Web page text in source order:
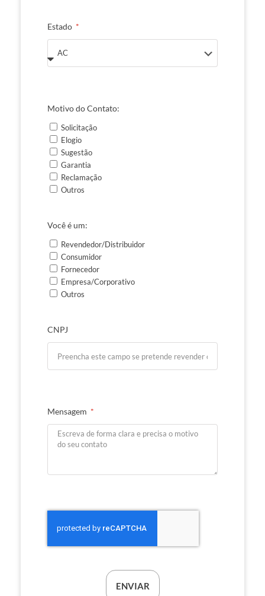
Estado
Motivo do Contato:
Solicitação
Elogio
Sugestão
Garantia
Reclamação
Outros
Você é um:
Revendedor/Distribuidor
Consumidor
Fornecedor
Empresa/Corporativo
Outros
CNPJ
Mensagem
ENVIAR